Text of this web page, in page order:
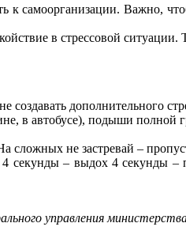
к самоорганизации. Важно,
в стрессовой
дополнительного
в автобусе), подыши полной
сложных не застревай –
секунды – выдох 4 секунды –
управления